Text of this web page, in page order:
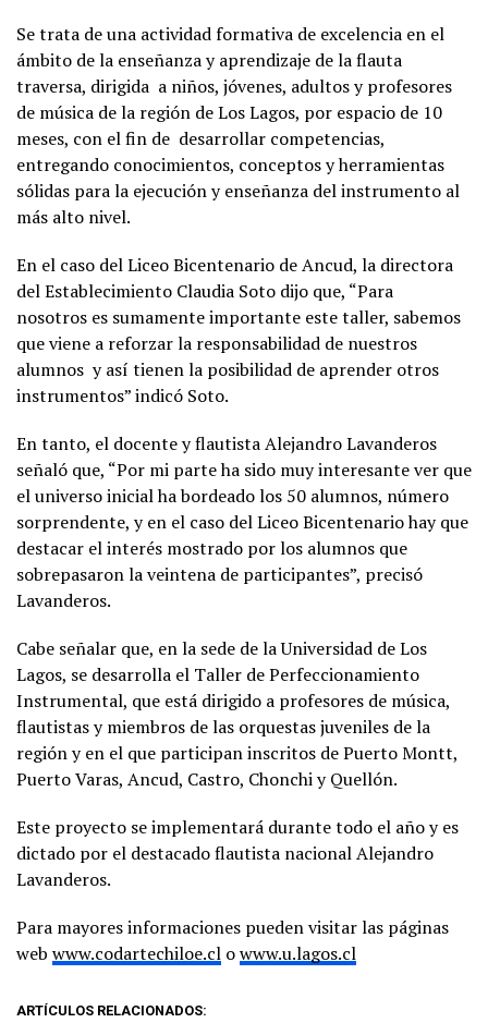
Se trata de una actividad formativa de excelencia en el
ámbito de la enseñanza y aprendizaje de la flauta
traversa, dirigida a niños, jóvenes, adultos y profesores
de música de la región de Los Lagos, por espacio de 10
meses, con el fin de desarrollar competencias,
entregando conocimientos, conceptos y herramientas
sólidas para la ejecución y enseñanza del instrumento al
más alto nivel.
En el caso del Liceo Bicentenario de Ancud, la directora
del Establecimiento Claudia Soto dijo que, “Para
nosotros es sumamente importante este taller, sabemos
que viene a reforzar la responsabilidad de nuestros
alumnos y así tienen la posibilidad de aprender otros
instrumentos” indicó Soto.
En tanto, el docente y flautista Alejandro Lavanderos
señaló que, “Por mi parte ha sido muy interesante ver que
el universo inicial ha bordeado los 50 alumnos, número
sorprendente, y en el caso del Liceo Bicentenario hay que
destacar el interés mostrado por los alumnos que
sobrepasaron la veintena de participantes”, precisó
Lavanderos.
Cabe señalar que, en la sede de la Universidad de Los
Lagos, se desarrolla el Taller de Perfeccionamiento
Instrumental, que está dirigido a profesores de música,
flautistas y miembros de las orquestas juveniles de la
región y en el que participan inscritos de Puerto Montt,
Puerto Varas, Ancud, Castro, Chonchi y Quellón.
Este proyecto se implementará durante todo el año y es
dictado por el destacado flautista nacional Alejandro
Lavanderos.
Para mayores informaciones pueden visitar las páginas
web www.codartechiloe.cl owww.u.lagos.cl
ARTÍCULOS RELACIONADOS: